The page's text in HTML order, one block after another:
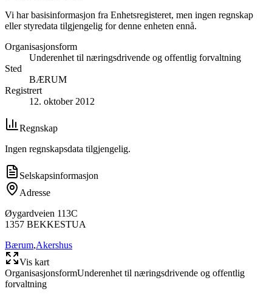
Vi har basisinformasjon fra Enhetsregisteret, men ingen regnskap
eller styredata tilgjengelig for denne enheten ennå.
Organisasjonsform
Underenhet til næringsdrivende og offentlig forvaltning
Sted
BÆRUM
Registrert
12. oktober 2012
Regnskap
Ingen regnskapsdata tilgjengelig.
Selskapsinformasjon
Adresse
Øygardveien 113C
1357 BEKKESTUA
Bærum,Akershus
Vis kart
OrganisasjonsformUnderenhet til næringsdrivende og offentlig
forvaltning